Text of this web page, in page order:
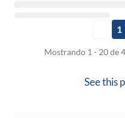
1
Mostrando 1 - 20 de
See this